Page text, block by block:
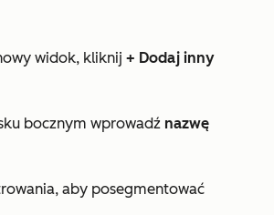
widok, kliknij + Dodaj inny
bocznym wprowadź nazwę
aby posegmentować